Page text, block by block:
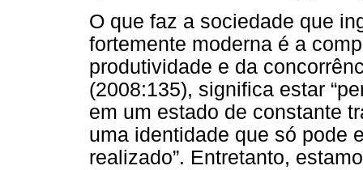
O que faz a sociedade que
fortemente moderna é a
produtividade e da
(2008:135), significa estar
em um estado de constante
uma identidade que só pode
realizado”. Entretanto,